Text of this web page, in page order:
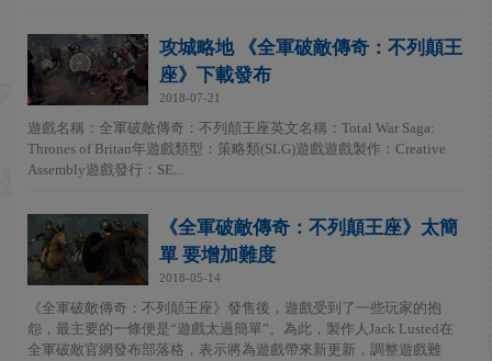
攻城略地 《全軍破敵傳奇：不列顛王
座》下載發布
2018-07-21
遊戲名稱：全軍破敵傳奇：不列顛王座英文名稱：Total War Saga:
Thrones of Britan年遊戲類型：策略類(SLG)遊戲遊戲製作：Creative
Assembly遊戲發行：SE...
《全軍破敵傳奇：不列顛王座》太簡
單 要增加難度
2018-05-14
《全軍破敵傳奇：不列顛王座》發售後，遊戲受到了一些玩家的抱
怨，最主要的一條便是“遊戲太過簡單”。為此，製作人Jack Lusted在
全軍破敵官網發布部落格，表示將為遊戲帶來新更新，調整遊戲難